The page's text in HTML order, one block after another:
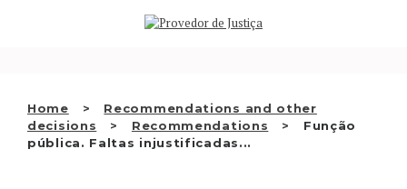
Home
Recommendations and other
decisions
Recommendations
Função
pública. Faltas injustificadas...
WHO WE ARE
INSTITUTION